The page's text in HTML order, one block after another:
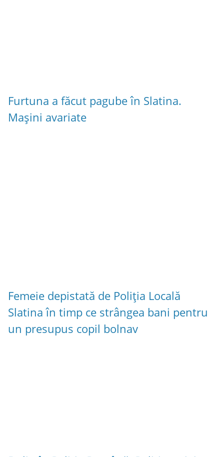
Furtuna a făcut pagube în Slatina.
Mașini avariate
Femeie depistată de Poliția Locală
Slatina în timp ce strângea bani pentru
un presupus copil bolnav